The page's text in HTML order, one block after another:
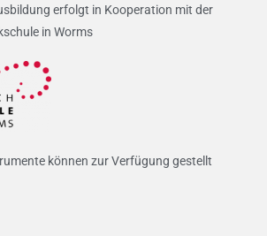
erfolgt in Kooperation mit der
in Worms
können zur Verfügung gestellt